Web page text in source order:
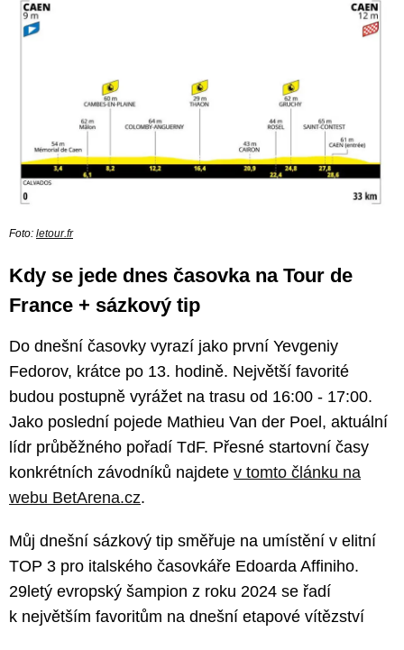
Foto: letour.fr
Kdy se jede dnes časovka na Tour de
France + sázkový tip
Do dnešní časovky vyrazí jako první Yevgeniy
Fedorov, krátce po 13. hodině. Největší favorité
budou postupně vyrážet na trasu od 16:00 - 17:00.
Jako poslední pojede Mathieu Van der Poel, aktuální
lídr průběžného pořadí TdF. Přesné startovní časy
konkrétních závodníků najdete v tomto článku na
webu BetArena.cz.
Můj dnešní sázkový tip směřuje na umístění v elitní
TOP 3 pro italského časovkáře Edoarda Affiniho.
29letý evropský šampion z roku 2024 se řadí
k největším favoritům na dnešní etapové vítězství